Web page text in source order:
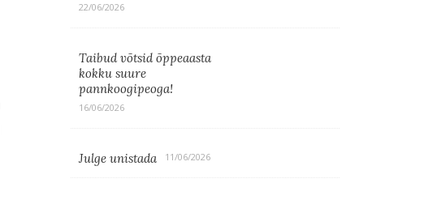
22/06/2026
Taibud võtsid õppeaasta
kokku suure
pannkoogipeoga!
16/06/2026
Julge unistada 11/06/2026